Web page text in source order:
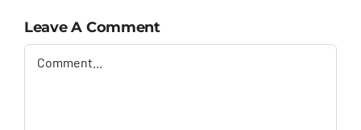
Leave A Comment